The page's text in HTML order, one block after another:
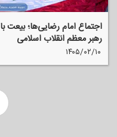
اجتماع امام رضایی‌ها؛ بیعت با
رهبر معظم انقلاب اسلامی
۱۴۰۵/۰۲/۱۰